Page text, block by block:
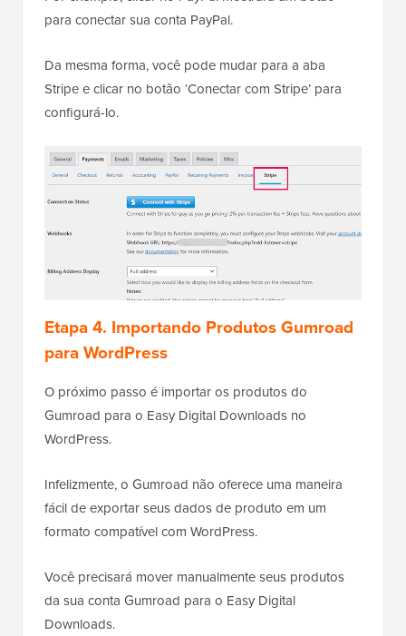
para conectar sua conta PayPal.
Da mesma forma, você pode mudar para a aba
Stripe e clicar no botão ‘Conectar com Stripe’ para
configurá-lo.
Etapa 4. Importando Produtos Gumroad
para WordPress
O próximo passo é importar os produtos do
Gumroad para o Easy Digital Downloads no
WordPress.
Infelizmente, o Gumroad não oferece uma maneira
fácil de exportar seus dados de produto em um
formato compatível com WordPress.
Você precisará mover manualmente seus produtos
da sua conta Gumroad para o Easy Digital
Downloads.